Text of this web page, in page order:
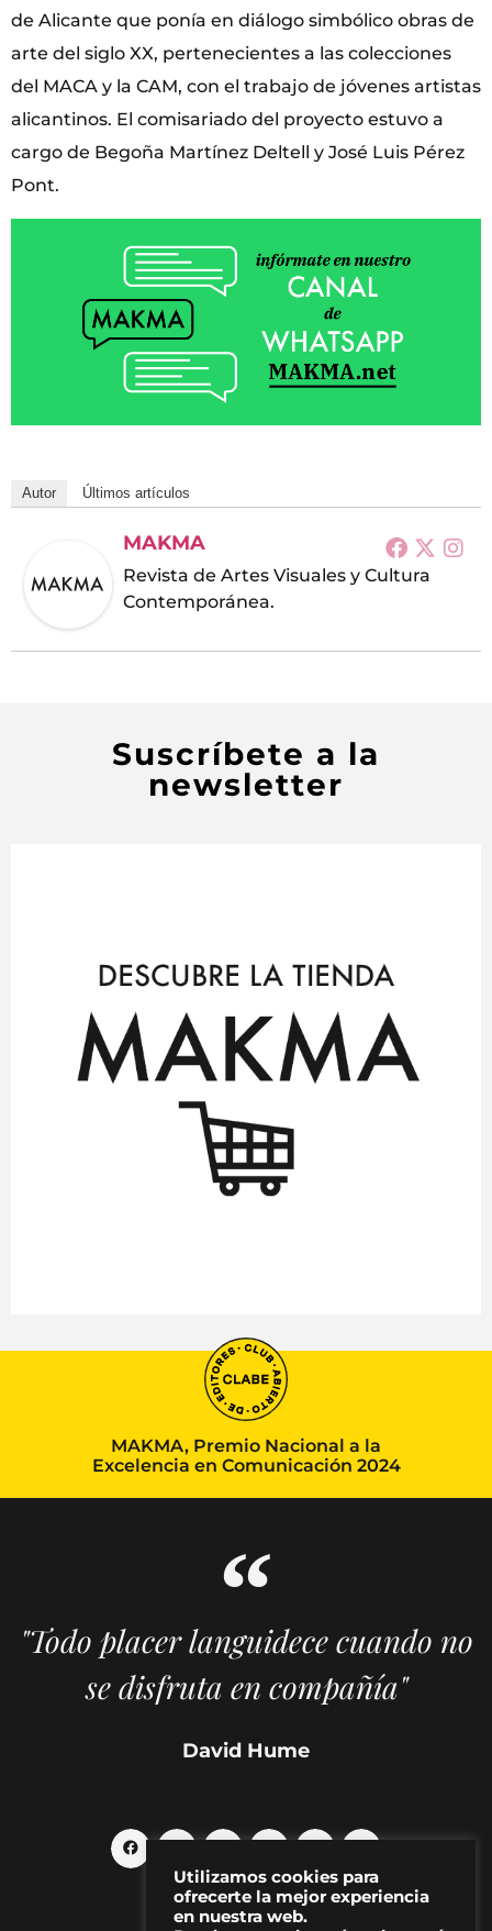
de Alicante que ponía en diálogo simbólico obras de
arte del siglo XX, pertenecientes a las colecciones
del MACA y la CAM, con el trabajo de jóvenes artistas
alicantinos. El comisariado del proyecto estuvo a
cargo de Begoña Martínez Deltell y José Luis Pérez
Pont.
Autor Últimos artículos
MAKMA
Revista de Artes Visuales y Cultura
Contemporánea.
Suscríbete a la
newsletter
MAKMA, Premio Nacional a la
Excelencia en Comunicación 2024
"Todo placer languidece cuando no
se disfruta en compañía"
David Hume
Utilizamos cookies para
ofrecerte la mejor experiencia
en nuestra web.